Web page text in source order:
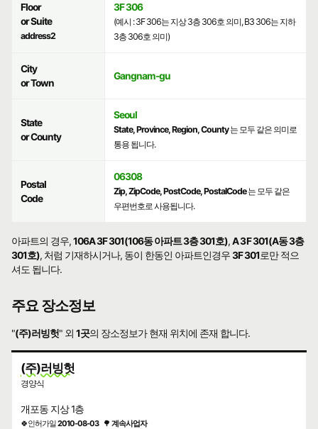
Floor
or Suite
address2
3F 306
(예시 : 3F 306는 지상 3층 306호 의미, B3 306는 지하
3층 306호 의미)
City
or Town
Gangnam-gu
State
or County
Seoul
State, Province, Region, County는 모두 같은 의미로
통용 됩니다.
Postal
Code
06308
Zip, ZipCode, PostCode, PostalCode는 모두 같은
우편번호로 사용됩니다.
아파트의 경우,106A 3F 301(106동 아파트 3층 301호),A 3F 301(A동 3층
301호), 처럼 기재하시거나, 동이 한동인 아파트인경우3F 301로만 적으
셔도 됩니다.
주요 장소정보
"(주)러빙헛" 외1곳의 장소정보가 현재 위치에 존재 합니다.
(주)러빙헛
경양식
개포동 지상 1층
🍀인허가일2010-08-03 🌳 계속사업자